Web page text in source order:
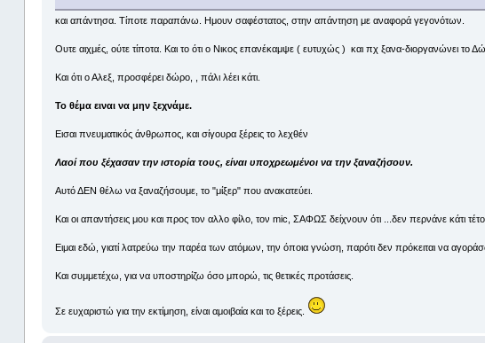
και απάντησα. Τίποτε παραπάνω. Ημουν σαφέστατος, στην απάντηση με αναφορά γεγονότων.
Ουτε αιχμές, ούτε τίποτα. Και το ότι ο Νικος επανέκαμψε ( ευτυχώς ) και πχ ξανα-διοργανώνει το
Και ότι ο Αλεξ, προσφέρει δώρο, , πάλι λέει κάτι.
Το θέμα ειναι να μην ξεχνάμε.
Εισαι πνευματικός άνθρωπος, και σίγουρα ξέρεις το λεχθέν
Λαοί που ξέχασαν την ιστορία τους, είναι υποχρεωμένοι να την ξαναζήσουν.
Αυτό ΔΕΝ θέλω να ξαναζήσουμε, το "μίξερ" που ανακατεύει.
Και οι απαντήσεις μου και προς τον αλλο φίλο, τον mic, ΣΑΦΩΣ δείχνουν ότι ...δεν περνάνε κάτι
Ειμαι εδώ, γιατί λατρεύω την παρέα των ατόμων, την όποια γνώση, παρότι δεν πρόκειται να
Και συμμετέχω, για να υποστηρίζω όσο μπορώ, τις θετικές προτάσεις.
Σε ευχαριστώ για την εκτίμηση, είναι αμοιβαία και το ξέρεις.